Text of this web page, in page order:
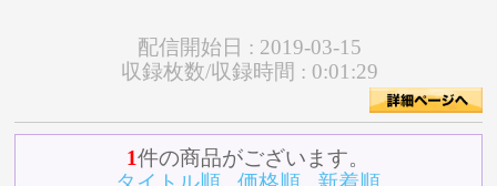
配信開始日 : 2019-03-15
収録枚数/収録時間 : 0:01:29
1件の商品がございます。